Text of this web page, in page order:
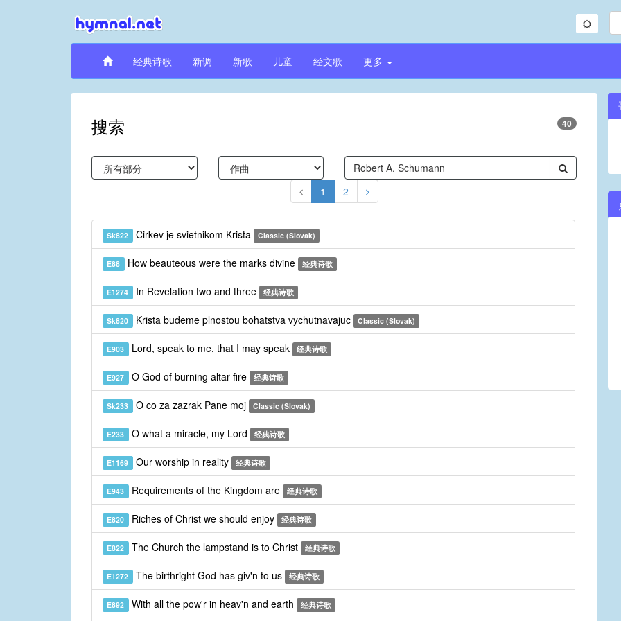
经典诗歌 新调 新歌 儿童 经文歌 更多
搜索 40
1 2
Sk822 Cirkev je svietnikom Krista Classic (Slovak)
E88 How beauteous were the marks divine 经典诗歌
E1274 In Revelation two and three 经典诗歌
Sk820 Krista budeme plnostou bohatstva vychutnavajuc Classic (Slovak)
E903 Lord, speak to me, that I may speak 经典诗歌
E927 O God of burning altar fire 经典诗歌
Sk233 O co za zazrak Pane moj Classic (Slovak)
E233 O what a miracle, my Lord 经典诗歌
E1169 Our worship in reality 经典诗歌
E943 Requirements of the Kingdom are 经典诗歌
E820 Riches of Christ we should enjoy 经典诗歌
E822 The Church the lampstand is to Christ 经典诗歌
E1272 The birthright God has giv'n to us 经典诗歌
E892 With all the pow'r in heav'n and earth 经典诗歌